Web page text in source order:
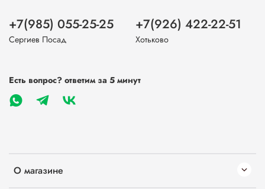
О магазине
+7(985) 055-25-25
Сергиев Посад
+7(926) 422-22-51
Хотьково
Есть вопрос? ответим за 5 минут